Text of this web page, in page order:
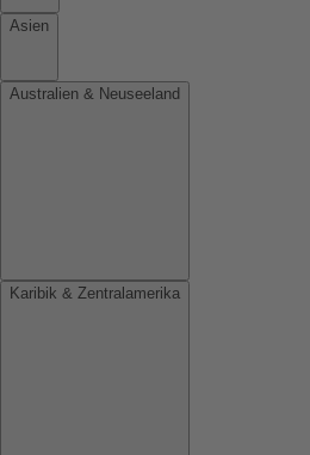
Asien
Australien & Neuseeland
Karibik & Zentralamerika